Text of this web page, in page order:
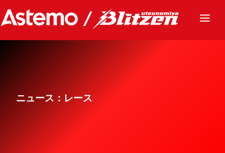
ニュース
グッズ
ニュース：レース